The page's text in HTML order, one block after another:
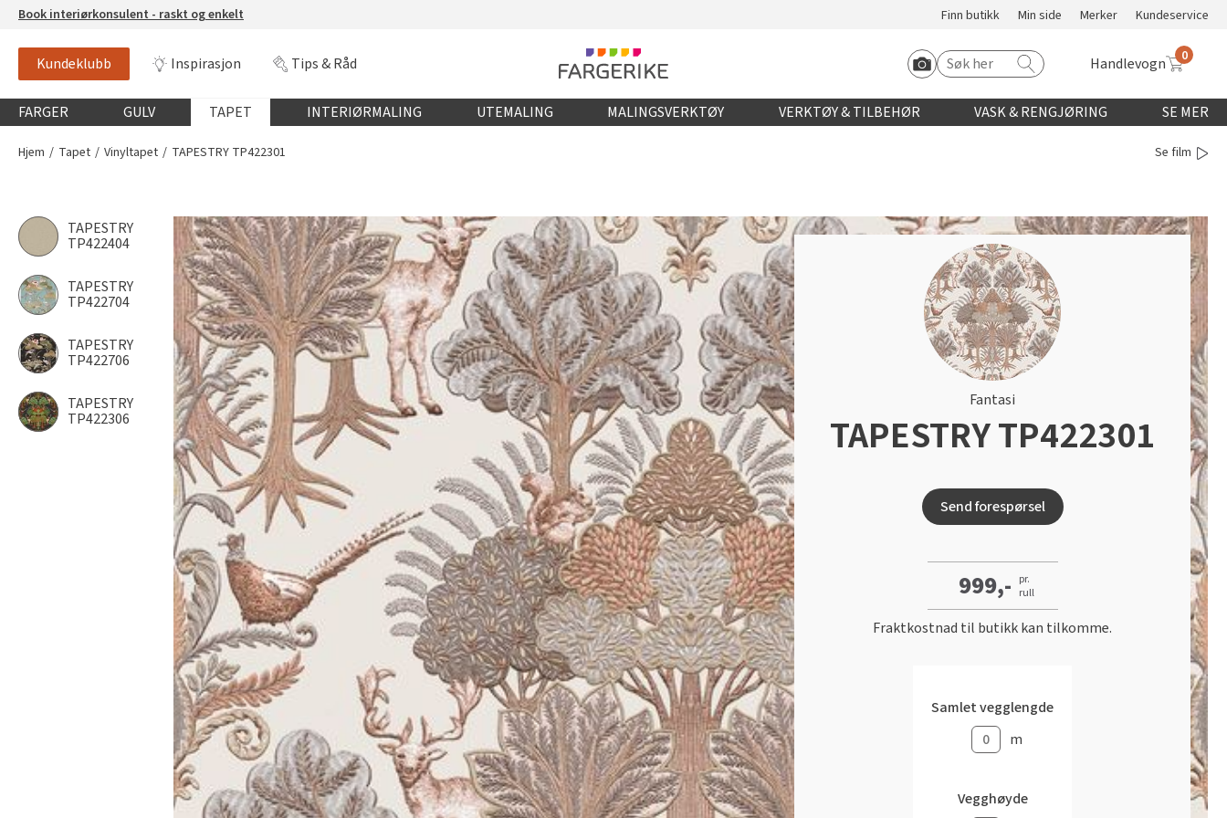
Book interiørkonsulent - raskt og enkelt Finn butikk Min side Merker Kundeservice
Kundeklubb Inspirasjon Tips & Råd Start Roomvo
Søk etter: Handlevogn 0
Globalnavigasjon mobil
FARGER GULV TAPET INTERIØRMALING UTEMALING MALINGSVERKTØY VERKTØY & TILBEHØR VASK & RENGJØRING SE MER
Hjem Tapet Vinyltapet TAPESTRY TP422301 Se film
TAPESTRY
TP422404
TAPESTRY
TP422704
TAPESTRY
TP422706
TAPESTRY
TP422306
Fantasi
TAPESTRY TP422301
Send forespørsel
999,- pr.
rull
Fraktkostnad til butikk kan tilkomme.
Samlet vegglengde
m
Vegghøyde